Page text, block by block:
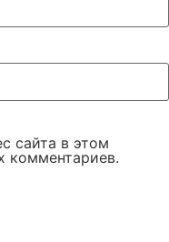
сайта в этом
комментариев.